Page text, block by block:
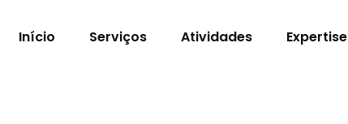
Início Serviços Atividades Expertise